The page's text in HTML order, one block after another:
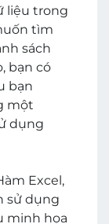
liệu trong
tìm
sách
bạn có
bạn
một
dụng
Excel,
sử dụng
minh họa